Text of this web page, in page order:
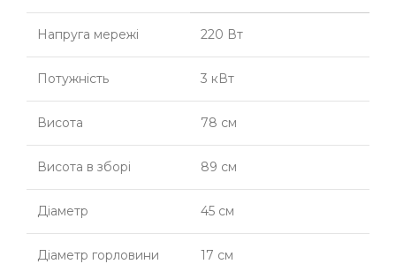
Напруга мережі 220 Вт
Потужність 3 кВт
Висота 78 см
Висота в зборі 89 см
Діаметр 45 см
Діаметр горловини 17 см